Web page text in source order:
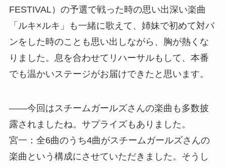
FESTIVAL）の予選で戦った時の思い出深い楽曲
「ルキ×ルキ」も一緒に歌えて、姉妹で初めて対バ
ンをした時のことも思い出しながら、胸が熱くな
りました。息を合わせてリハーサルもして、本番
でも温かいステージがお届けできたと思います。
――今回はスチームガールズさんの楽曲も多数披
露されましたね。サプライズもありました。
宮一：全6曲のうち4曲がスチームガールズさんの
楽曲という構成にさせていただきました。そうし